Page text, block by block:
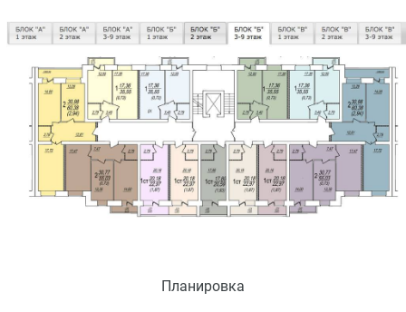
Планировка